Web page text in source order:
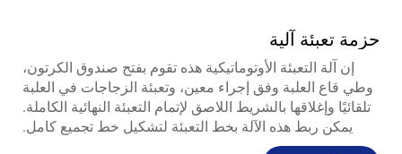
حزمة تعبئة آلية
إن آلة التعبئة الأوتوماتيكية هذه تقوم بفتح صندوق الكرتون،
وطي قاع العلبة وفق إجراء معين، وتعبئة الزجاجات في العلبة
تلقائيًا وإغلاقها بالشريط اللاصق لإتمام التعبئة النهائية الكاملة.
يمكن ربط هذه الآلة بخط التعبئة لتشكيل خط تجميع كامل.